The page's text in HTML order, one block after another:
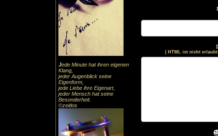
Jede Minute hat ihren eigenen
Klang,
jeder Augenblick seine
Eigenform,
jede Liebe ihre Eigenart,
jeder Mensch hat seine
Besonderheit.
©zeitlos
( HTML ist nicht